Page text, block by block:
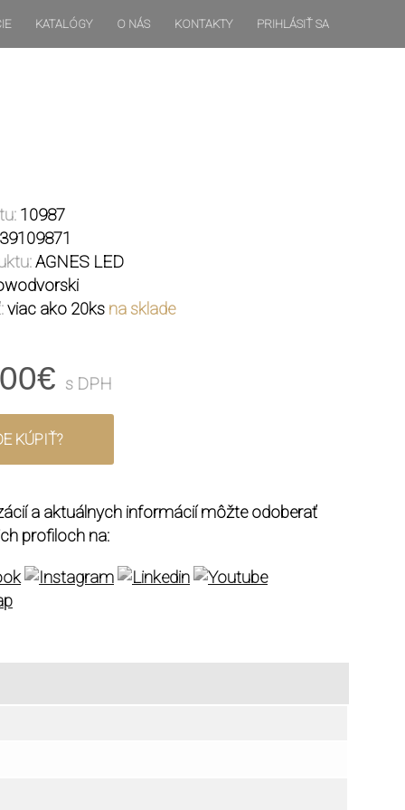
KATALÓGY O NÁS KONTAKTY PRIHLÁSIŤ SA
10987
AGNES LED
viac ako 20ks na sklade
s DPH
KÚPIŤ?
a aktuálnych informácií môžte odoberať
profiloch na: